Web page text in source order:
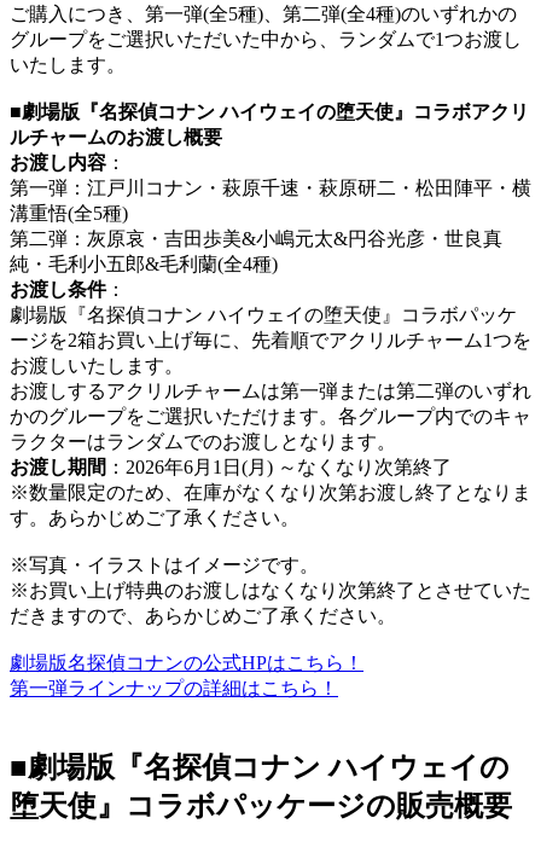
ご購入につき、第一弾(全5種)、第二弾(全4種)のいずれかの
グループをご選択いただいた中から、ランダムで1つお渡し
いたします。
■劇場版『名探偵コナン ハイウェイの堕天使』コラボアクリ
ルチャームのお渡し概要
お渡し内容 ：
第一弾：江戸川コナン・萩原千速・萩原研二・松田陣平・横
溝重悟(全5種)
第二弾：灰原哀・吉田歩美&小嶋元太&円谷光彦・世良真
純・毛利小五郎&毛利蘭(全4種)
お渡し条件：
劇場版『名探偵コナン ハイウェイの堕天使』コラボパッケ
ージを2箱お買い上げ毎に、先着順でアクリルチャーム1つを
お渡しいたします。
お渡しするアクリルチャームは第一弾または第二弾のいずれ
かのグループをご選択いただけます。各グループ内でのキャ
ラクターはランダムでのお渡しとなります。
お渡し期間 ：2026年6月1日(月) ～なくなり次第終了
※数量限定のため、在庫がなくなり次第お渡し終了となりま
す。あらかじめご了承ください。
※写真・イラストはイメージです。
※お買い上げ特典のお渡しはなくなり次第終了とさせていた
だきますので、あらかじめご了承ください。
劇場版名探偵コナンの公式HPはこちら！
第一弾ラインナップの詳細はこちら！
■劇場版『名探偵コナン ハイウェイの
堕天使』コラボパッケージの販売概要